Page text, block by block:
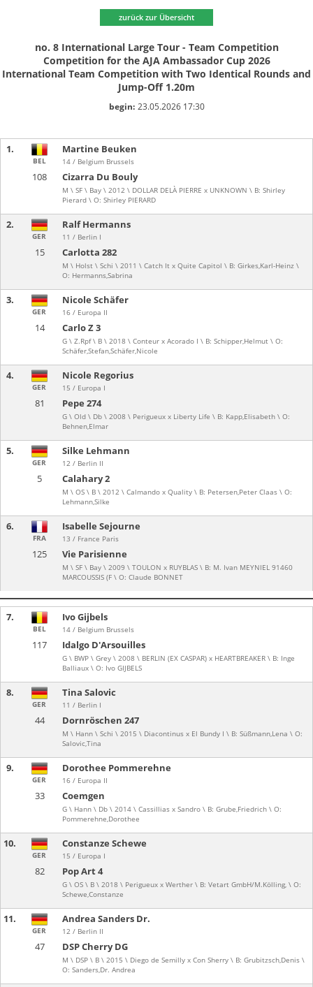
zurück zur Übersicht
no. 8 International Large Tour - Team Competition
Competition for the AJA Ambassador Cup 2026
International Team Competition with Two Identical Rounds and
Jump-Off 1.20m
begin: 23.05.2026 17:30
1.
108 Cizarra Du Bouly
M \ SF \ Bay \ 2012 \ DOLLAR DELÀ PIERRE x UNKNOWN \ B: Shirley
Pierard \ O: Shirley PIERARD
BEL
Martine Beuken
14 / Belgium Brussels
2.
15 Carlotta 282
M \ Holst \ Schi \ 2011 \ Catch It x Quite Capitol \ B: Girkes,Karl-Heinz \
O: Hermanns,Sabrina
GER
Ralf Hermanns
11 / Berlin I
3.
14 Carlo Z 3
G \ Z.Rpf \ B \ 2018 \ Conteur x Acorado I \ B: Schipper,Helmut \ O:
Schäfer,Stefan,Schäfer,Nicole
GER
Nicole Schäfer
16 / Europa II
4.
81 Pepe 274
G \ Old \ Db \ 2008 \ Perigueux x Liberty Life \ B: Kapp,Elisabeth \ O:
Behnen,Elmar
GER
Nicole Regorius
15 / Europa I
5.
5 Calahary 2
M \ OS \ B \ 2012 \ Calmando x Quality \ B: Petersen,Peter Claas \ O:
Lehmann,Silke
GER
Silke Lehmann
12 / Berlin II
6.
125 Vie Parisienne
M \ SF \ Bay \ 2009 \ TOULON x RUYBLAS \ B: M. Ivan MEYNIEL 91460
MARCOUSSIS (F \ O: Claude BONNET
FRA
Isabelle Sejourne
13 / France Paris
7.
117 Idalgo D'Arsouilles
G \ BWP \ Grey \ 2008 \ BERLIN (EX CASPAR) x HEARTBREAKER \ B: Inge
Balliaux \ O: Ivo GIJBELS
BEL
Ivo Gijbels
14 / Belgium Brussels
8.
44 Dornröschen 247
M \ Hann \ Schi \ 2015 \ Diacontinus x El Bundy I \ B: Süßmann,Lena \ O:
Salovic,Tina
GER
Tina Salovic
11 / Berlin I
9.
33 Coemgen
G \ Hann \ Db \ 2014 \ Cassillias x Sandro \ B: Grube,Friedrich \ O:
Pommerehne,Dorothee
GER
Dorothee Pommerehne
16 / Europa II
10.
82 Pop Art 4
G \ OS \ B \ 2018 \ Perigueux x Werther \ B: Vetart GmbH/M.Kölling, \ O:
Schewe,Constanze
GER
Constanze Schewe
15 / Europa I
11.
47 DSP Cherry DG
M \ DSP \ B \ 2015 \ Diego de Semilly x Con Sherry \ B: Grubitzsch,Denis \
O: Sanders,Dr. Andrea
GER
Andrea Sanders Dr.
12 / Berlin II